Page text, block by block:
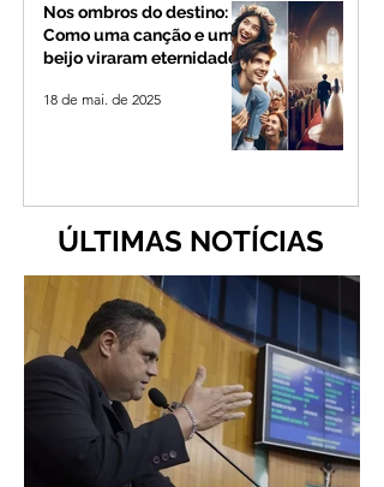
Nos ombros do destino:
Como uma canção e um
beijo viraram eternidade
18 de mai. de 2025
ÚLTIMAS NOTÍCIAS